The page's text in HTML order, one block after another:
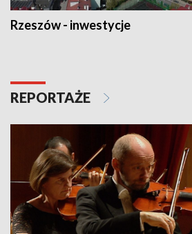
Rzeszów - inwestycje
REPORTAŻE